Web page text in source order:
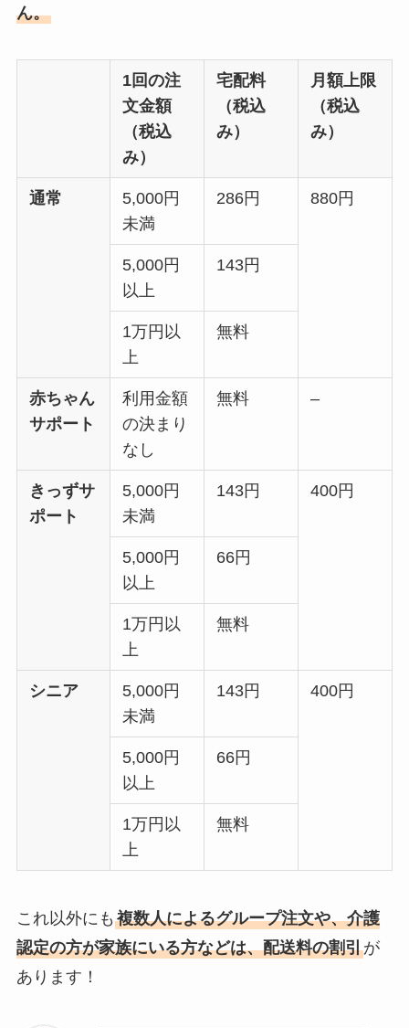
ん。
1回の注
文金額
（税込
み）
宅配料
（税込
み）
月額上限
（税込
み）
通常
5,000円
未満
286円 880円
5,000円
以上
143円
1万円以
上
無料
赤ちゃん
サポート
利用金額
の決まり
なし
無料 –
きっずサ
ポート
5,000円
未満
143円 400円
5,000円
以上
66円
1万円以
上
無料
シニア
5,000円
未満
143円 400円
5,000円
以上
66円
1万円以
上
無料
これ以外にも 複数人によるグループ注文や、介護
認定の方が家族にいる方などは、配送料の割引が
あります！